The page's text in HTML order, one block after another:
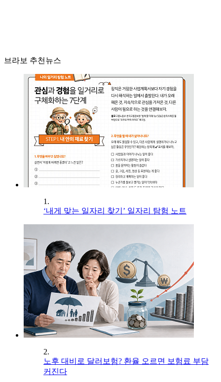
브라보 추천뉴스
1.
‘내게 맞는 일자리 찾기’ 일자리 탐험 노트
2.
노후 대비로 달러보험? 환율 오르면 보험료 부담
커진다